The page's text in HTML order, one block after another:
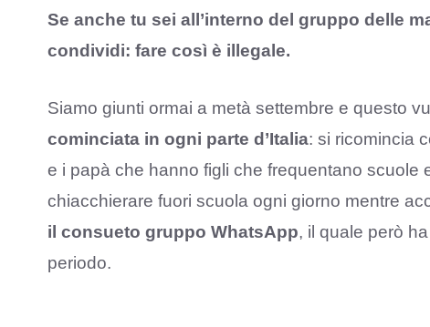
Se anche tu sei all’interno del gruppo delle
condividi: fare così è illegale.
Siamo giunti ormai a metà settembre e questo
cominciata in ogni parte d’Italia: si ricomincia
e i papà che hanno figli che frequentano scuole
chiacchierare fuori scuola ogni giorno mentre
il consueto gruppo WhatsApp, il quale però
periodo.